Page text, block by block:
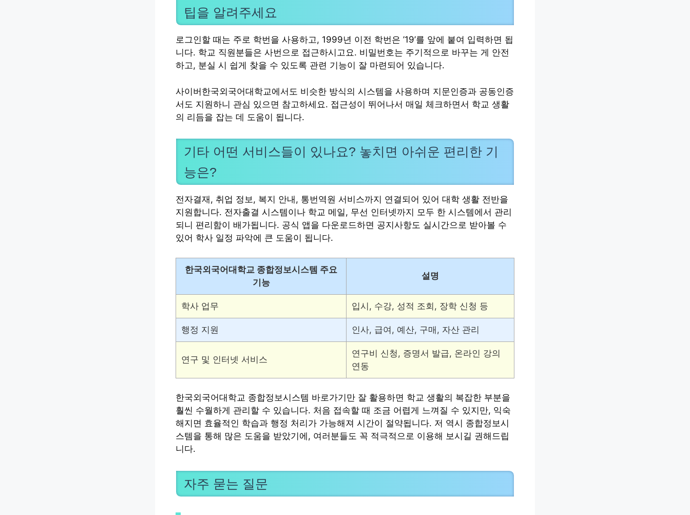
팁을 알려주세요
로그인할 때는 주로 학번을 사용하고, 1999년 이전 학번은 ’19’를 앞에 붙여 입력하면 됩
니다. 학교 직원분들은 사번으로 접근하시고요. 비밀번호는 주기적으로 바꾸는 게 안전
하고, 분실 시 쉽게 찾을 수 있도록 관련 기능이 잘 마련되어 있습니다.
사이버한국외국어대학교에서도 비슷한 방식의 시스템을 사용하며 지문인증과 공동인증
서도 지원하니 관심 있으면 참고하세요. 접근성이 뛰어나서 매일 체크하면서 학교 생활
의 리듬을 잡는 데 도움이 됩니다.
기타 어떤 서비스들이 있나요? 놓치면 아쉬운 편리한 기
능은?
전자결재, 취업 정보, 복지 안내, 통번역원 서비스까지 연결되어 있어 대학 생활 전반을
지원합니다. 전자출결 시스템이나 학교 메일, 무선 인터넷까지 모두 한 시스템에서 관리
되니 편리함이 배가됩니다. 공식 앱을 다운로드하면 공지사항도 실시간으로 받아볼 수
있어 학사 일정 파악에 큰 도움이 됩니다.
한국외국어대학교 종합정보시스템 주요
기능
설명
학사 업무 입시, 수강, 성적 조회, 장학 신청 등
행정 지원 인사, 급여, 예산, 구매, 자산 관리
연구 및 인터넷 서비스
연구비 신청, 증명서 발급, 온라인 강의
연동
한국외국어대학교 종합정보시스템 바로가기만 잘 활용하면 학교 생활의 복잡한 부분을
훨씬 수월하게 관리할 수 있습니다. 처음 접속할 때 조금 어렵게 느껴질 수 있지만, 익숙
해지면 효율적인 학습과 행정 처리가 가능해져 시간이 절약됩니다. 저 역시 종합정보시
스템을 통해 많은 도움을 받았기에, 여러분들도 꼭 적극적으로 이용해 보시길 권해드립
니다.
자주 묻는 질문